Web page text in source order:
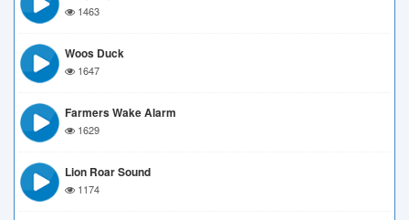
1463
Woos Duck
1647
Farmers Wake Alarm
1629
Lion Roar Sound
1174